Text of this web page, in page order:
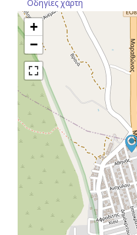
Οδηγίες χάρτη
+
−